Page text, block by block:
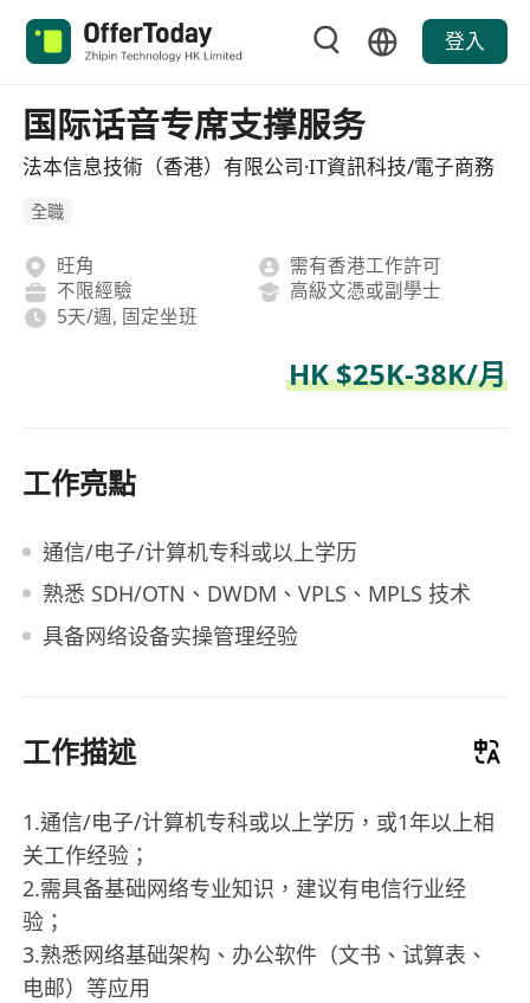
登入
国际话音专席支撑服务
法本信息技術（香港）有限公司·IT資訊科技/電子商務
全職
旺角
需有香港工作許可
不限經驗
高級文憑或副學士
5天/週, 固定坐班
HK $25K-38K/月
工作亮點
通信/电子/计算机专科或以上学历
熟悉 SDH/OTN、DWDM、VPLS、MPLS 技术
具备网络设备实操管理经验
工作描述
1.通信/电子/计算机专科或以上学历，或1年以上相
关工作经验；
2.需具备基础网络专业知识，建议有电信行业经
验；
3.熟悉网络基础架构、办公软件（文书、试算表、
电邮）等应用